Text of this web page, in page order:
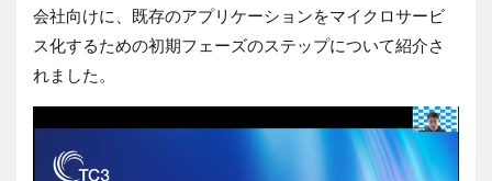
会社向けに、既存のアプリケーションをマイクロサービ
ス化するための初期フェーズのステップについて紹介さ
れました。